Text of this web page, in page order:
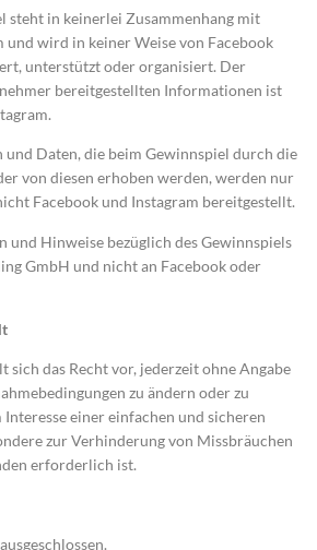
steht in keinerlei Zusammenhang mit
und wird in keiner Weise von Facebook
unterstützt oder organisiert. Der
bereitgestellten Informationen ist
Daten, die beim Gewinnspiel durch die
von diesen erhoben werden, werden nur
Facebook und Instagram bereitgestellt.
und Hinweise bezüglich des Gewinnspiels
GmbH und nicht an Facebook oder
sich das Recht vor, jederzeit ohne Angabe
zu ändern oder zu
Interesse einer einfachen und sicheren
zur Verhinderung von Missbräuchen
erforderlich ist.